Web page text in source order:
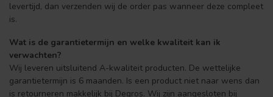
levertijd, dan verzenden wij de order pas wanneer deze compleet
is.
Wat is de garantietermijn en welke kwaliteit kan ik
verwachten?
Wij leveren uitsluitend A-kwaliteit producten. De wettelijke
garantietermijn is 6 maanden. Is een product niet naar wens dan
is retourneren makkelijk bij Degros. Wij zijn aangesloten bij